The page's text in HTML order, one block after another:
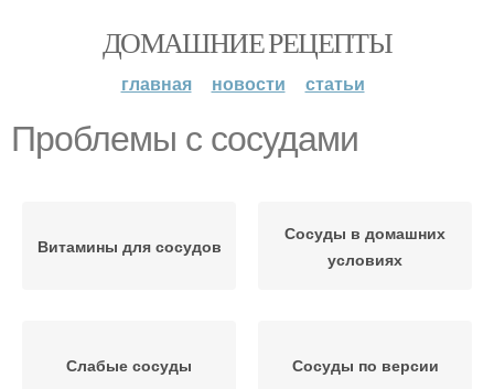
ДОМАШНИЕ РЕЦЕПТЫ
главная новости статьи
Проблемы с сосудами
Витамины для сосудов
Сосуды в домашних
условиях
Слабые сосуды Сосуды по версии